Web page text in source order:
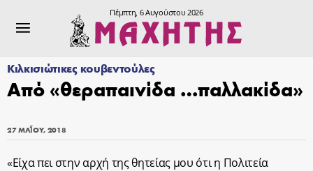
Πέμπτη, 6 Αυγούστου 2026
Κιλκισιώτικες κουβεντούλες
Από «θεραπαινίδα …παλλακίδα»
27 ΜΑΪ́ΟΥ, 2018
«Είχα πει στην αρχή της θητείας μου ότι η Πολιτεία